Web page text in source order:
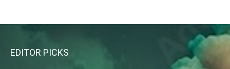
EDITOR PICKS